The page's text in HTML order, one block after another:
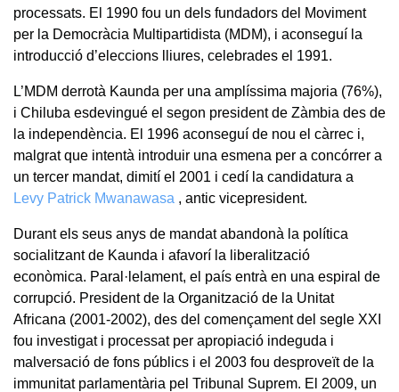
processats. El 1990 fou un dels fundadors del Moviment
per la Democràcia Multipartidista (MDM), i aconseguí la
introducció d’eleccions lliures, celebrades el 1991.
L’MDM derrotà Kaunda per una amplíssima majoria (76%),
i Chiluba esdevingué el segon president de Zàmbia des de
la independència. El 1996 aconseguí de nou el càrrec i,
malgrat que intentà introduir una esmena per a concórrer a
un tercer mandat, dimití el 2001 i cedí la candidatura a
Levy Patrick Mwanawasa , antic vicepresident.
Durant els seus anys de mandat abandonà la política
socialitzant de Kaunda i afavorí la liberalització
econòmica. Paral·lelament, el país entrà en una espiral de
corrupció. President de la Organització de la Unitat
Africana (2001-2002), des del començament del segle XXI
fou investigat i processat per apropiació indeguda i
malversació de fons públics i el 2003 fou desproveït de la
immunitat parlamentària pel Tribunal Suprem. El 2009, un